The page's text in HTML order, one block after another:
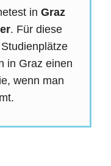
in Graz
. Für diese
in Graz einen
wenn man